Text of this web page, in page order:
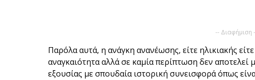
-- Διαφήμιση
Παρόλα αυτά, η ανάγκη ανανέωσης, είτε ηλικιακής
αναγκαιότητα αλλά σε καμία περίπτωση δεν
εξουσίας με σπουδαία ιστορική συνεισφορά όπως